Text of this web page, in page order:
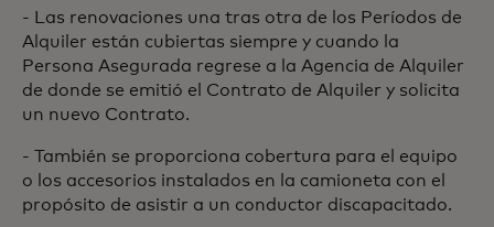
- Las renovaciones una tras otra de los Períodos de
Alquiler están cubiertas siempre y cuando la
Persona Asegurada regrese a la Agencia de Alquiler
de donde se emitió el Contrato de Alquiler y solicita
un nuevo Contrato.
- También se proporciona cobertura para el equipo
o los accesorios instalados en la camioneta con el
propósito de asistir a un conductor discapacitado.